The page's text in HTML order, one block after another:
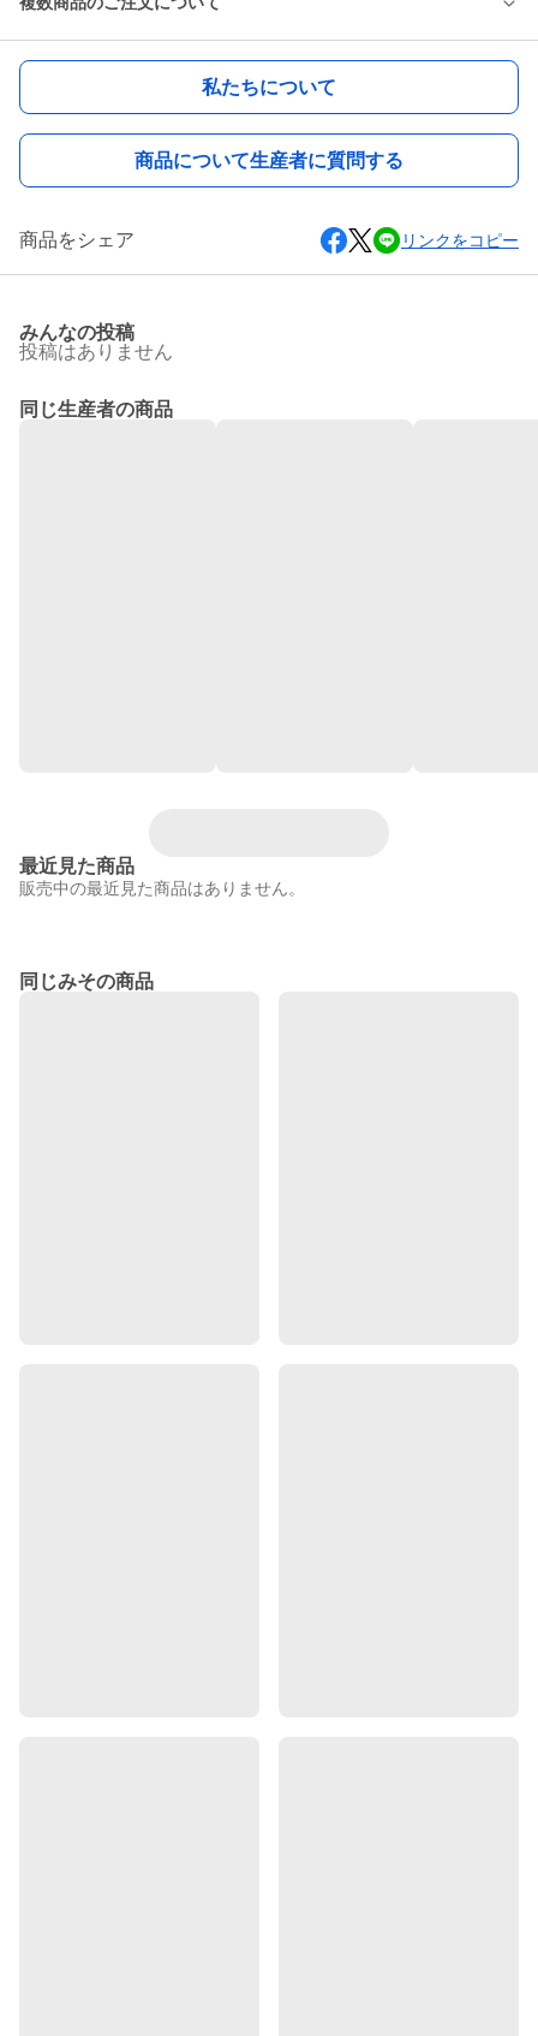
私たちについて
商品について生産者に質問する
商品をシェア リンクをコピー
みんなの投稿
投稿はありません
同じ生産者の商品
最近見た商品
販売中の最近見た商品はありません。
同じみその商品